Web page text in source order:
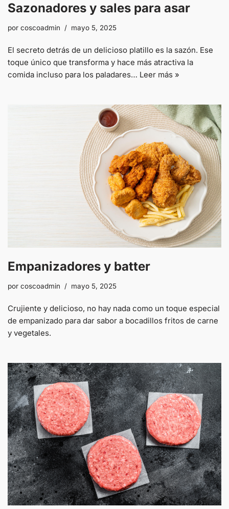
Sazonadores y sales para asar
por coscoadmin mayo 5, 2025
El secreto detrás de un delicioso platillo es la sazón. Ese
toque único que transforma y hace más atractiva la
comida incluso para los paladares… Leer más »
Empanizadores y batter
por coscoadmin mayo 5, 2025
Crujiente y delicioso, no hay nada como un toque especial
de empanizado para dar sabor a bocadillos fritos de carne
y vegetales.